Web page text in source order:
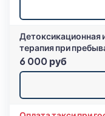
Детоксикационная
терапия при
6 000 руб